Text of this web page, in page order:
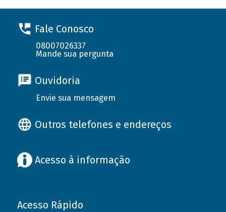
Fale Conosco
08007026337
Mande sua pergunta
Ouvidoria
Envie sua mensagem
Outros telefones e endereços
Acesso à informação
Acesso Rápido